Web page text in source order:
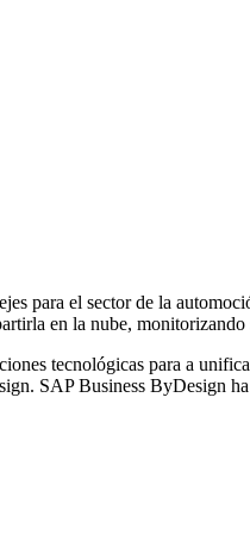
para el sector de la
en la nube,
tecnológicas para a
SAP Business ByDesign